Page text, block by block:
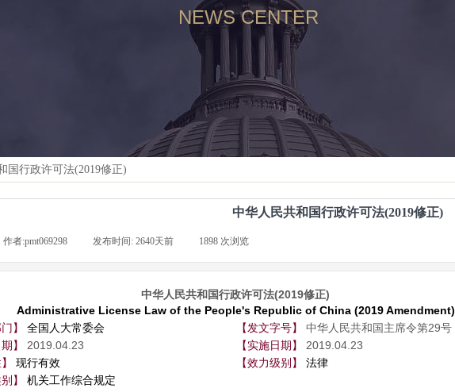
NEWS CENTER
国行政许可法(2019修正)
中华人民共和国行政许可法(2019修正)
作者:pmt069298 发布时间: 2640天前 1898 次浏览
中华人民共和国行政许可法(2019修正)
Administrative License Law of the People's Republic of China (2019 Amendment)
】
全国人大常委会 【发文字号】
中华人民共和国主席令第29号
】
2019.04.23 【实施日期】
2019.04.23
现行有效 【效力级别】
法律
】
机关工作综合规定